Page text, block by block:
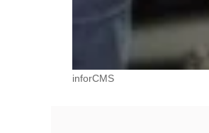
inforCMS